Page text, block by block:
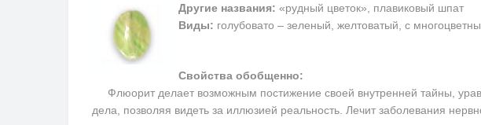
Другие названия: «рудный цветок», плавиковый шпат
Виды: голубовато – зеленый, желтоватый, с
Свойства обобщенно:
Флюорит делает возможным постижение своей внутренней тайны,
дела, позволяя видеть за иллюзией реальность. Лечит заболевания